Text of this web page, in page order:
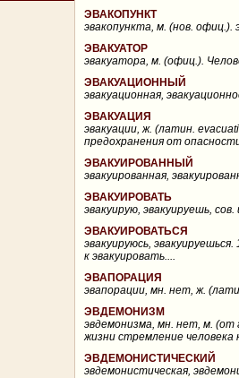
ЭВАКОПУНКТ
эвакопункта, м. (нов. офиц.).
ЭВАКУАТОР
эвакуатора, м. (офиц.).
ЭВАКУАЦИОННЫЙ
эвакуационная,
ЭВАКУАЦИЯ
эвакуации, ж. (латин.
предохранения от
ЭВАКУИРОВАННЫЙ
эвакуированная,
ЭВАКУИРОВАТЬ
эвакуирую, эвакуируешь,
ЭВАКУИРОВАТЬСЯ
эвакуируюсь,
к эвакуировать....
ЭВАПОРАЦИЯ
эвапорации, мн. нет, ж.
ЭВДЕМОНИЗМ
эвдемонизма, мн. нет, м. (от
жизни стремление человека
ЭВДЕМОНИСТИЧЕСКИЙ
эвдемонистическая,